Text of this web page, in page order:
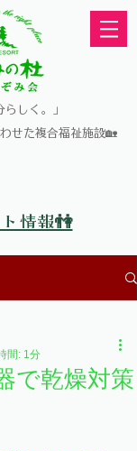
らしく。」
せた複合福祉施設🏡
情報👫
で乾燥対策
間: 1分